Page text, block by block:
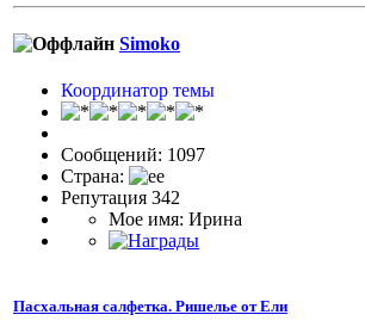
Simoko
Координатор темы
Сообщений: 1097
Страна:
Репутация 342
Мое имя: Ирина
Пасхальная салфетка. Ришелье от Ели